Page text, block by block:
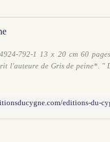
792-1 13 x 20 cm 60
l'auteure de Gris de peine*. "
editions-du-